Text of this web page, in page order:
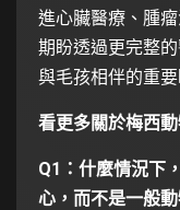
進心臟醫療、腫
期盼透過更完整
與毛孩相伴的重要
看更多關於梅西
Q1：什麼情況下
心，而不是一般